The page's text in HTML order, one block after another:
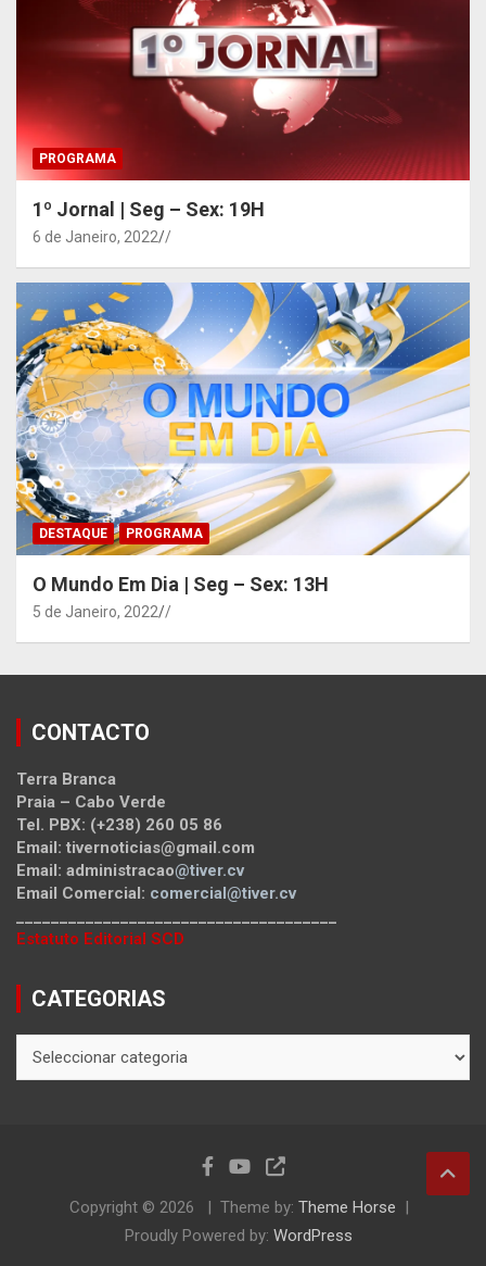
PROGRAMA
1º Jornal | Seg – Sex: 19H
6 de Janeiro, 2022 /
DESTAQUE PROGRAMA
O Mundo Em Dia | Seg – Sex: 13H
5 de Janeiro, 2022 /
CONTACTO
Terra Branca
Praia – Cabo Verde
Tel. PBX: (+238) 260 05 86
Email: tivernoticias@gmail.com
Email: administracao@tiver.cv
Email Comercial: comercial@tiver.cv
Estatuto Editorial SCD
CATEGORIAS
Copyright © 2026 Theme by: Theme Horse
Proudly Powered by: WordPress